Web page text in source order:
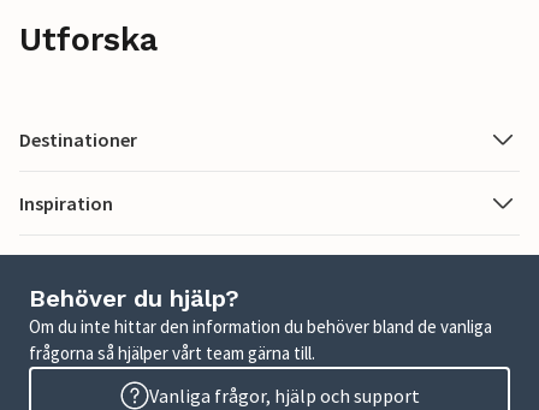
Utforska
Destinationer
Inspiration
Behöver du hjälp?
Om du inte hittar den information du behöver bland de vanliga
frågorna så hjälper vårt team gärna till.
Vanliga frågor, hjälp och support